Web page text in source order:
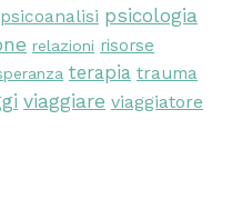
psicoanalisi psicologia
relazioni risorse
terapia trauma
viaggiare viaggiatore